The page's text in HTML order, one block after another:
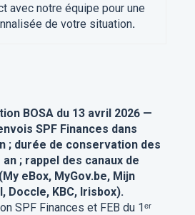
avec notre équipe pour une
de votre situation.
BOSA du 13 avril 2026 —
SPF Finances dans
; durée de conservation des
; rappel des canaux de
eBox, MyGov.be, Mijn
Doccle, KBC, Irisbox).
SPF Finances et FEB du 1ᵉʳ